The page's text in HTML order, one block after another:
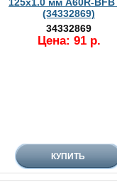
(34332869)
34332869
Цена: 91 р.